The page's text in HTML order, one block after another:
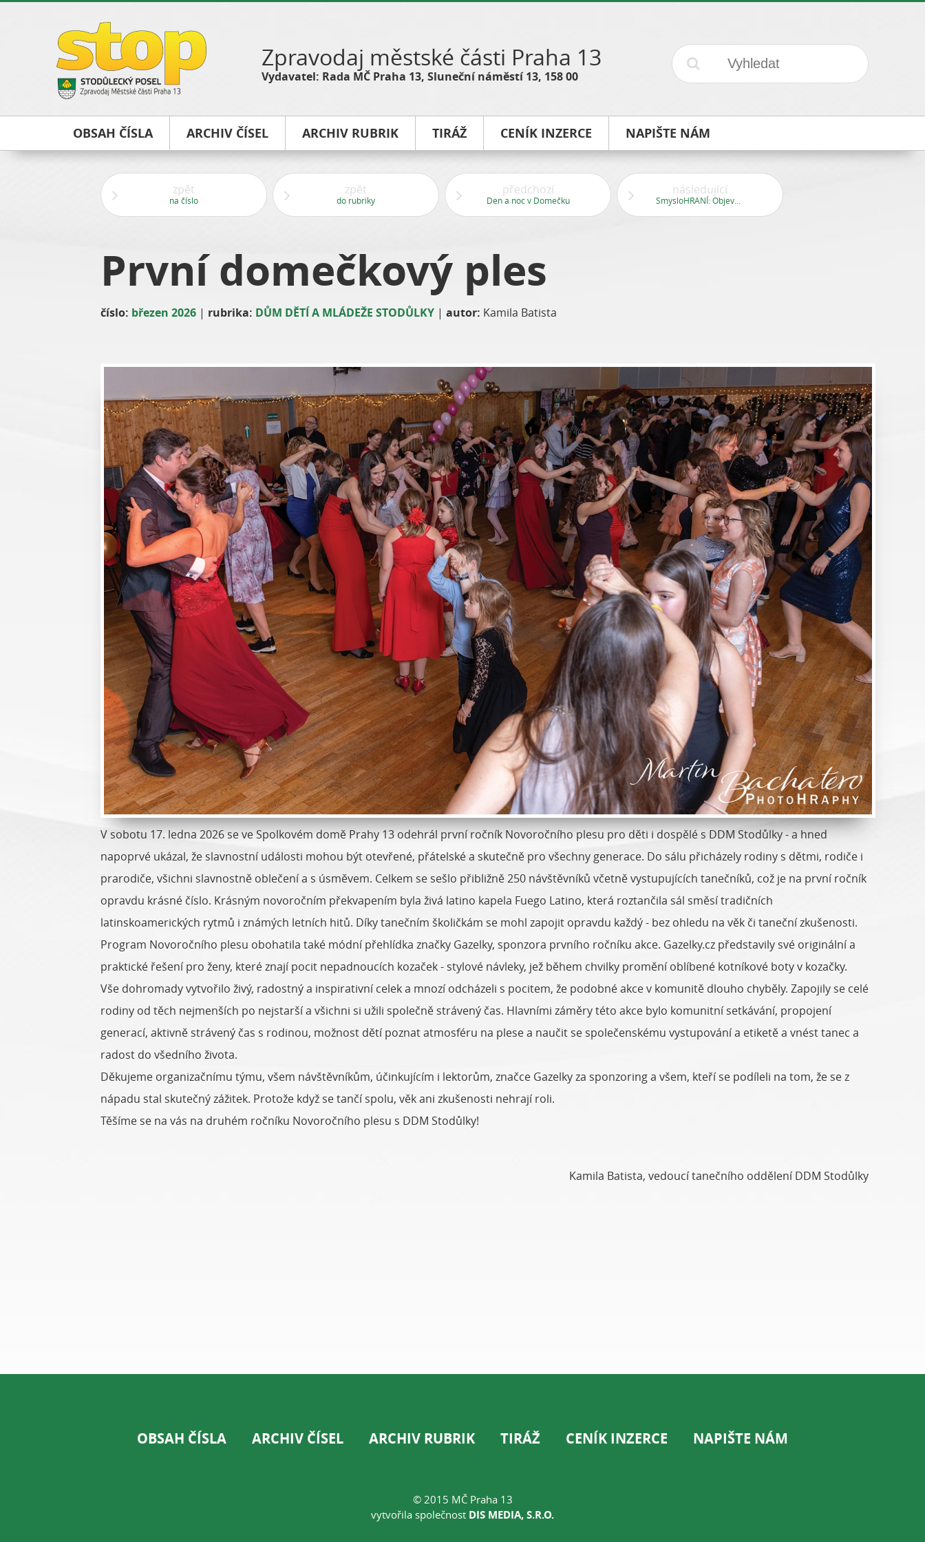
Zpravodaj městské části Praha 13
Vydavatel: Rada MČ Praha 13, Sluneční náměstí 13, 158 00
OBSAH ČÍSLA ARCHIV ČÍSEL ARCHIV RUBRIK TIRÁŽ CENÍK INZERCE NAPIŠTE NÁM
zpět
na číslo
zpět
do rubriky
předchozí
Den a noc v Domečku
následující
První domečkový ples
číslo: březen 2026 | rubrika: DŮM DĚTÍ A MLÁDEŽE STODŮLKY | autor: Kamila Batista
V sobotu 17. ledna 2026 se ve Spolkovém domě Prahy 13 odehrál první ročník Novoročního plesu pro děti i dospělé s DDM Stodůlky - a hned
napoprvé ukázal, že slavnostní události mohou být otevřené, přátelské a skutečně pro všechny generace. Do sálu přicházely rodiny s dětmi, rodiče i
prarodiče, všichni slavnostně oblečení a s úsměvem. Celkem se sešlo přibližně 250 návštěvníků včetně vystupujících tanečníků, což je na první ročník
opravdu krásné číslo. Krásným novoročním překvapením byla živá latino kapela Fuego Latino, která roztančila sál směsí tradičních
latinskoamerických rytmů i známých letních hitů. Díky tanečním školičkám se mohl zapojit opravdu každý - bez ohledu na věk či taneční zkušenosti.
Program Novoročního plesu obohatila také módní přehlídka značky Gazelky, sponzora prvního ročníku akce. Gazelky.cz představily své originální a
praktické řešení pro ženy, které znají pocit nepadnoucích kozaček - stylové návleky, jež během chvilky promění oblíbené kotníkové boty v kozačky.
Vše dohromady vytvořilo živý, radostný a inspirativní celek a mnozí odcházeli s pocitem, že podobné akce v komunitě dlouho chyběly. Zapojily se celé
rodiny od těch nejmenších po nejstarší a všichni si užili společně strávený čas. Hlavními záměry této akce bylo komunitní setkávání, propojení
generací, aktivně strávený čas s rodinou, možnost dětí poznat atmosféru na plese a naučit se společenskému vystupování a etiketě a vnést tanec a
radost do všedního života.
Děkujeme organizačnímu týmu, všem návštěvníkům, účinkujícím i lektorům, značce Gazelky za sponzoring a všem, kteří se podíleli na tom, že se z
nápadu stal skutečný zážitek. Protože když se tančí spolu, věk ani zkušenosti nehrají roli.
Těšíme se na vás na druhém ročníku Novoročního plesu s DDM Stodůlky!
Kamila Batista, vedoucí tanečního oddělení DDM Stodůlky
OBSAH ČÍSLA ARCHIV ČÍSEL ARCHIV RUBRIK TIRÁŽ CENÍK INZERCE NAPIŠTE NÁM
© 2015 MČ Praha 13
vytvořila společnost DIS MEDIA, S.R.O.